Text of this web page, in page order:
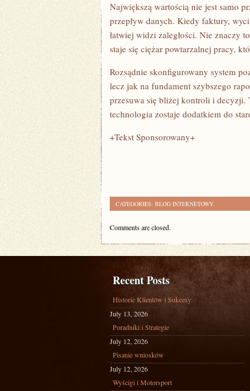
Największą wartością nie jest samo
przepływ danych. Kiedy faktury,
łatwiej widzi zaległości. Nie znaczy
staje się ciężar powtarzalnej pracy,
Rozsądnie skonfigurowany system
lecz jak na fundament szybszego
przesuwa się bliżej kontroli i decyzji.
technologia zostaje dodatkiem do
+Tekst Sponsorowany+
CATEGORIES: BLOG INTERNETOWY
Comments are closed.
Recent Posts
Historie Klientów i Sukcesy
July 13, 2026
Poradniki i Strategie
July 12, 2026
Pisanie wniosków
July 12, 2026
Wyścigi i Motorsport